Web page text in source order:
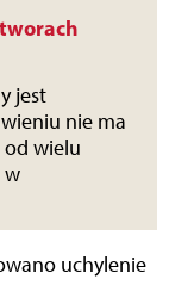
jest
nie ma
od wielu
w
uchylenie